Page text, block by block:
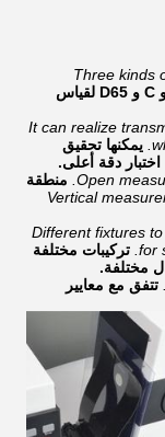
Three kinds
ثلاثة أنواع من مصادر الضوء A و C و D65 لقياس
It can realize
يمكنها تحقيق
دقة أعلى.
Open منطقة
Vertical
Different fixtures
for تركيبات مختلفة
مختلفة.
تتفق مع معايير